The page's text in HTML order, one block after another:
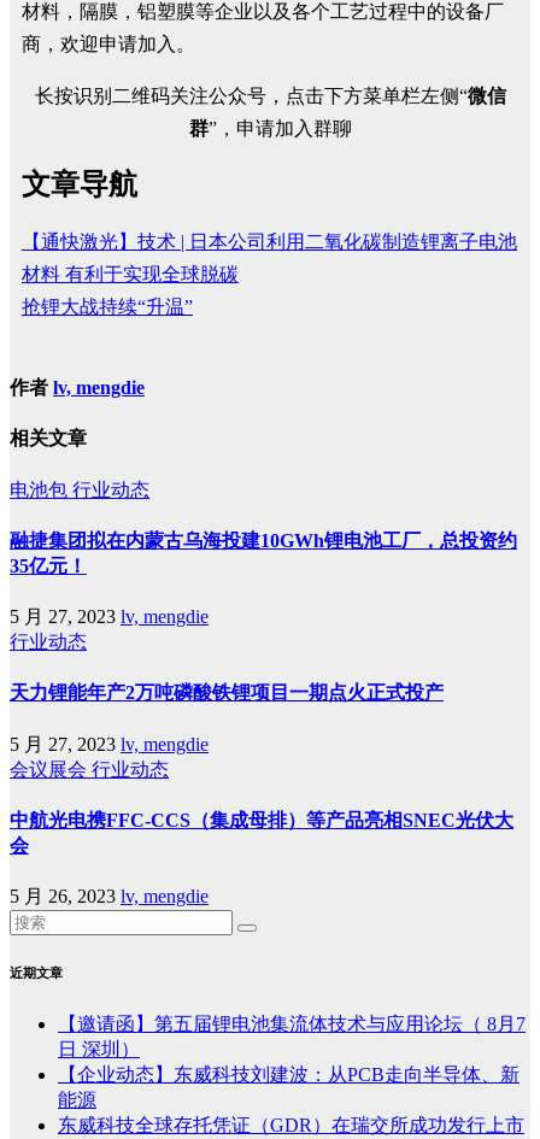
材料，隔膜，铝塑膜等企业以及各个工艺过程中的设备厂
商，欢迎申请加入。
长按识别二维码关注公众号，点击下方菜单栏左侧“微信
群”，申请加入群聊
文章导航
【通快激光】技术 | 日本公司利用二氧化碳制造锂离子电池
材料 有利于实现全球脱碳
抢锂大战持续“升温”
作者 lv, mengdie
相关文章
电池包 行业动态
融捷集团拟在内蒙古乌海投建10GWh锂电池工厂，总投资约
35亿元！
5 月 27, 2023 lv, mengdie
行业动态
天力锂能年产2万吨磷酸铁锂项目一期点火正式投产
5 月 27, 2023 lv, mengdie
会议展会 行业动态
中航光电携FFC-CCS（集成母排）等产品亮相SNEC光伏大
会
5 月 26, 2023 lv, mengdie
近期文章
【邀请函】第五届锂电池集流体技术与应用论坛（ 8月7
日 深圳）
【企业动态】东威科技刘建波：从PCB走向半导体、新
能源
东威科技全球存托凭证（GDR）在瑞交所成功发行上市